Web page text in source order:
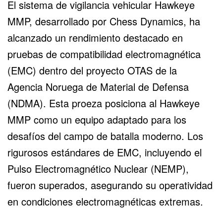
El sistema de vigilancia vehicular Hawkeye
MMP, desarrollado por Chess Dynamics, ha
alcanzado un rendimiento destacado en
pruebas de compatibilidad electromagnética
(EMC) dentro del proyecto OTAS de la
Agencia Noruega de Material de Defensa
(NDMA). Esta proeza posiciona al Hawkeye
MMP como un equipo adaptado para los
desafíos del campo de batalla moderno. Los
rigurosos estándares de EMC, incluyendo el
Pulso Electromagnético Nuclear (NEMP),
fueron superados, asegurando su operatividad
en condiciones electromagnéticas extremas.